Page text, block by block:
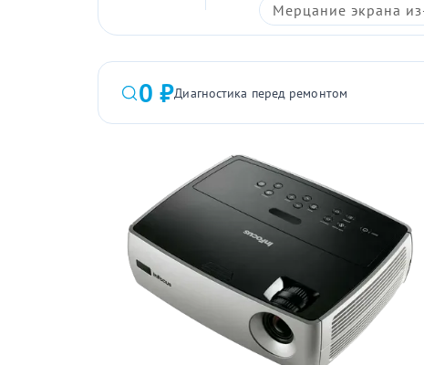
Мерцание экрана
0 ₽Диагностика перед ремонтом